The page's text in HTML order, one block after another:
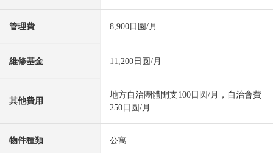
管理費 8,900日圆/月
維修基金 11,200日圆/月
其他費用
地方自治團體開支100日圆/月，自治會費
250日圆/月
物件種類 公寓